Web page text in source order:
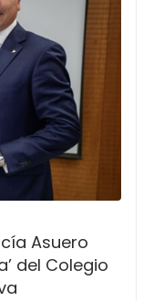
Asuero
del Colegio